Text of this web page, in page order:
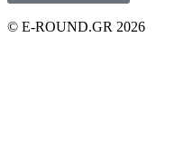
© E-ROUND.GR 2026